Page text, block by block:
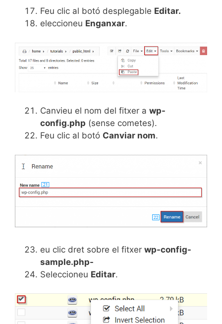
Feu clic al botó desplegable Editar.
eleccioneu Enganxar.
Canvieu el nom del fitxer a wp-
config.php (sense cometes).
Feu clic al botó Canviar nom.
eu clic dret sobre el fitxer wp-config-
sample.php-
Seleccioneu Editar.